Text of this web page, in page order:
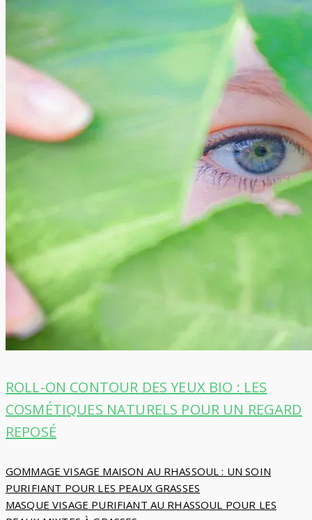
ROLL-ON CONTOUR DES YEUX BIO : LES
COSMÉTIQUES NATURELS POUR UN REGARD
REPOSÉ
Navigation
de
GOMMAGE VISAGE MAISON AU RHASSOUL : UN SOIN
PURIFIANT POUR LES PEAUX GRASSES
MASQUE VISAGE PURIFIANT AU RHASSOUL POUR LES